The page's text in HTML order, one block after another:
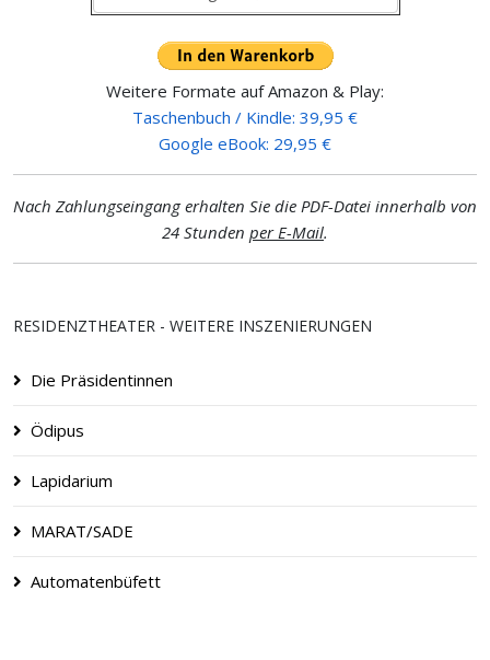
Weitere Formate auf Amazon & Play:
Taschenbuch / Kindle: 39,95 €
Google eBook: 29,95 €
Nach Zahlungseingang erhalten Sie die PDF-Datei innerhalb von
24 Stunden per E-Mail.
RESIDENZTHEATER - WEITERE INSZENIERUNGEN
Die Präsidentinnen
Ödipus
Lapidarium
MARAT/SADE
Automatenbüfett